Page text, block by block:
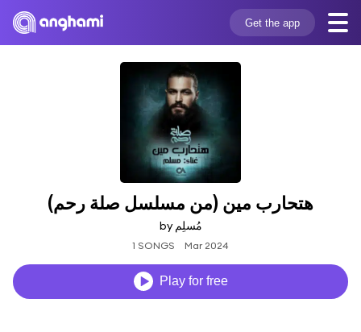
Get the app
هتحارب مين (من مسلسل صلة رحم)
by مُسلِم
1 SONGS Mar 2024
Play for free